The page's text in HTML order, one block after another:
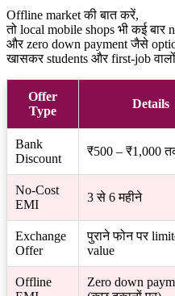
Offline market की बात करें,
तो local mobile shops भी कई बार
और zero down payment जैसे
खासकर students और first-job
Offer
Type
Details
Bank
Discount
₹500 – ₹1,000
No-Cost
EMI
3 से 6 महीने
Exchange
Offer
पुराने फोन पर
value
Offline
Zero down